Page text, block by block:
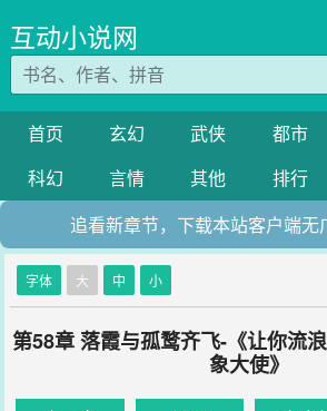
互动小说网
首页 玄幻 武侠 都市
科幻
言情 其他 排行
追看新章节，下载本站客户端无
字体 大 中 小
第58章 落霞与孤鹜齐飞-《让你流
象大使》